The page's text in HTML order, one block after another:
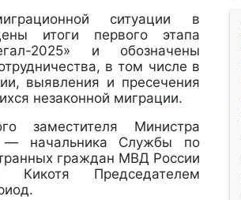
ситуации в
итоги первого этапа
2025» и обозначены
в том числе в
выявления и пресечения
незаконной миграции.
заместителя Министра
— начальника Службы по
граждан МВД России
Кикотя Председателем